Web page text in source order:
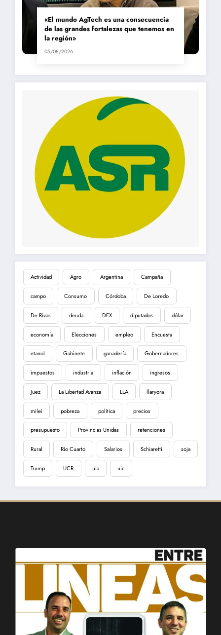
«El mundo AgTech es una consecuencia
de las grandes fortalezas que tenemos en
la región»
05/08/2026
Actividad Agro Argentina Campaña
campo Consumo Córdoba De Loredo
De Rivas deuda DEX diputados dólar
economía Elecciones empleo Encuesta
etanol Gabinete ganadería Gobernadores
impuestos industria inflación ingresos
Juez La Libertad Avanza LLA llaryora
milei pobreza política precios
presupuesto Provincias Unidas retenciones
Rural Río Cuarto Salarios Schiaretti soja
Trump UCR uia uic